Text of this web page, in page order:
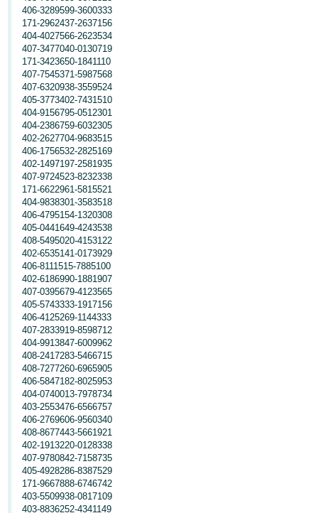
406-3289599-3600333
171-2962437-2637156
404-4027566-2623534
407-3477040-0130719
171-3423650-1841110
407-7545371-5987568
407-6320938-3559524
405-3773402-7431510
404-9156795-0512301
404-2386759-6032305
402-2627704-9683515
406-1756532-2825169
402-1497197-2581935
407-9724523-8232338
171-6622961-5815521
404-9838301-3583518
406-4795154-1320308
405-0441649-4243538
408-5495020-4153122
402-6535141-0173929
406-8111515-7885100
402-6186990-1881907
407-0395679-4123565
405-5743333-1917156
406-4125269-1144333
407-2833919-8598712
404-9913847-6009962
408-2417283-5466715
408-7277260-6965905
406-5847182-8025953
404-0740013-7978734
403-2553476-6566757
406-2769606-9560340
408-8677443-5661921
402-1913220-0128338
407-9780842-7158735
405-4928286-8387529
171-9667888-6746742
403-5509938-0817109
403-8836252-4341149